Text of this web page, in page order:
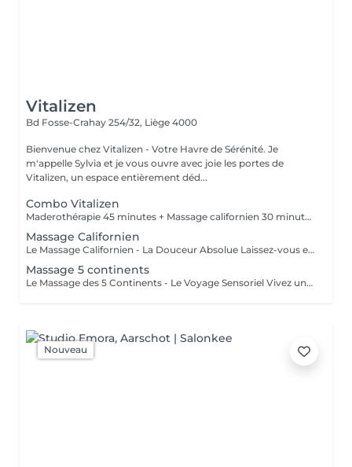
Vitalizen
Bd Fosse-Crahay 254/32, Liège 4000
Bienvenue chez Vitalizen - Votre Havre de Sérénité. Je
m'appelle Sylvia et je vous ouvre avec joie les portes de
Vitalizen, un espace entièrement déd...
Combo Vitalizen
Maderothérapie 45 minutes + Massage californien 30 minutes
Massage Californien
Le Massage Californien - La Douceur Absolue Laissez-vous envelopper par ce soin de relaxation par excellence. Grâce à des mouvements fluides, lents et harmonieux à l'huile chaude, ce massage efface le stress accumulé, dénoue les tensions nerveuses et vous procure un sentiment de paix intérieure totale.
Massage 5 continents
Le Massage des 5 Continents - Le Voyage Sensoriel Vivez un soin d'exception holistique et unique au monde. Ce massage associe l'énergie du Reiki, le magnétisme, et les meilleures techniques mondiales (Lomi-Lomi, Californien, Suédois, Tuina, Ayurvédique) avec la puissance d'huiles aromatiques ciblées. Un véritable voyage sensoriel qui procure un lâcher-prise absolu, une harmonisation globale du corps et une revitalisation totale de votre énergie.
Nouveau